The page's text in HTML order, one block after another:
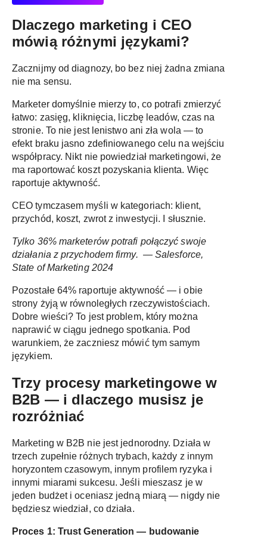
Dlaczego marketing i CEO
mówią różnymi językami?
Zacznijmy od diagnozy, bo bez niej żadna zmiana
nie ma sensu.
Marketer domyślnie mierzy to, co potrafi zmierzyć
łatwo: zasięg, kliknięcia, liczbę leadów, czas na
stronie. To nie jest lenistwo ani zła wola — to
efekt braku jasno zdefiniowanego celu na wejściu
współpracy. Nikt nie powiedział marketingowi, że
ma raportować koszt pozyskania klienta. Więc
raportuje aktywność.
CEO tymczasem myśli w kategoriach: klient,
przychód, koszt, zwrot z inwestycji. I słusznie.
Tylko 36% marketerów potrafi połączyć swoje
działania z przychodem firmy. — Salesforce,
State of Marketing 2024
Pozostałe 64% raportuje aktywność — i obie
strony żyją w równoległych rzeczywistościach.
Dobre wieści? To jest problem, który można
naprawić w ciągu jednego spotkania. Pod
warunkiem, że zaczniesz mówić tym samym
językiem.
Trzy procesy marketingowe w
B2B — i dlaczego musisz je
rozróżniać
Marketing w B2B nie jest jednorodny. Działa w
trzech zupełnie różnych trybach, każdy z innym
horyzontem czasowym, innym profilem ryzyka i
innymi miarami sukcesu. Jeśli mieszasz je w
jeden budżet i oceniasz jedną miarą — nigdy nie
będziesz wiedział, co działa.
Proces 1: Trust Generation — budowanie